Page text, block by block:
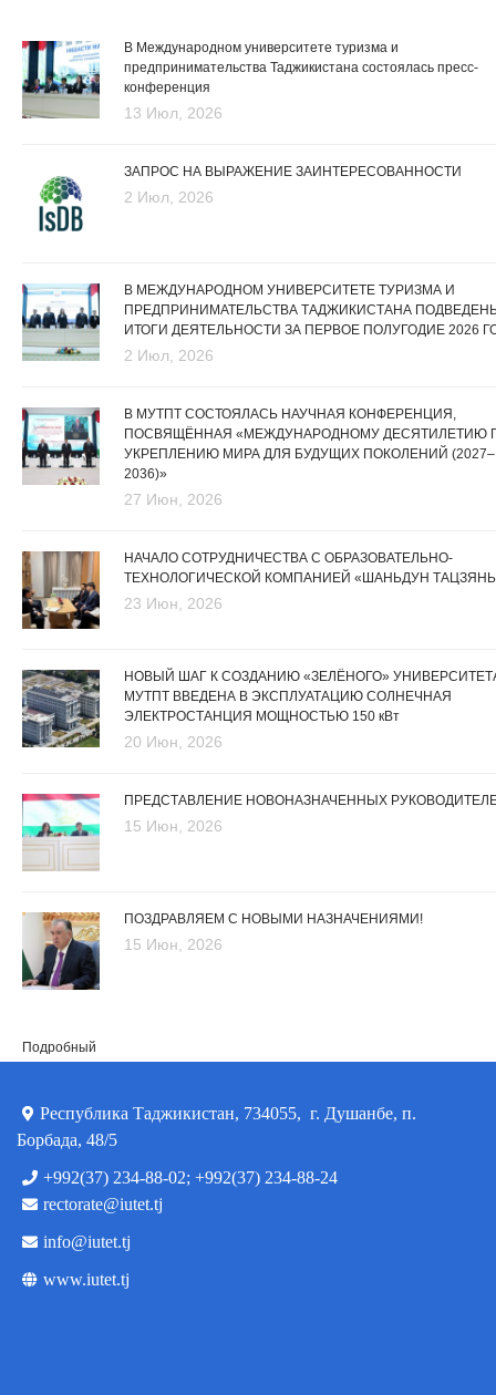
В Международном университете туризма и
предпринимательства Таджикистана состоялась пресс-
конференция
13 Июл, 2026
ЗАПРОС НА ВЫРАЖЕНИЕ ЗАИНТЕРЕСОВАННОСТИ
2 Июл, 2026
В МЕЖДУНАРОДНОМ УНИВЕРСИТЕТЕ ТУРИЗМА И
ПРЕДПРИНИМАТЕЛЬСТВА ТАДЖИКИСТАНА
ИТОГИ ДЕЯТЕЛЬНОСТИ ЗА ПЕРВОЕ ПОЛУГОДИЕ 2026
2 Июл, 2026
В МУТПТ СОСТОЯЛАСЬ НАУЧНАЯ КОНФЕРЕНЦИЯ,
ПОСВЯЩЁННАЯ «МЕЖДУНАРОДНОМУ ДЕСЯТИЛЕТИЮ
УКРЕПЛЕНИЮ МИРА ДЛЯ БУДУЩИХ ПОКОЛЕНИЙ (2027–
2036)»
27 Июн, 2026
НАЧАЛО СОТРУДНИЧЕСТВА С ОБРАЗОВАТЕЛЬНО-
ТЕХНОЛОГИЧЕСКОЙ КОМПАНИЕЙ «ШАНЬДУН
23 Июн, 2026
НОВЫЙ ШАГ К СОЗДАНИЮ «ЗЕЛЁНОГО»
МУТПТ ВВЕДЕНА В ЭКСПЛУАТАЦИЮ СОЛНЕЧНАЯ
ЭЛЕКТРОСТАНЦИЯ МОЩНОСТЬЮ 150 кВт
20 Июн, 2026
ПРЕДСТАВЛЕНИЕ НОВОНАЗНАЧЕННЫХ
15 Июн, 2026
ПОЗДРАВЛЯЕМ С НОВЫМИ НАЗНАЧЕНИЯМИ!
15 Июн, 2026
Подробный
Республика Таджикистан, 734055, г. Душанбе, п.
Борбада, 48/5
+992(37) 234-88-02; +992(37) 234-88-24
rectorate@iutet.tj
info@iutet.tj
www.iutet.tj